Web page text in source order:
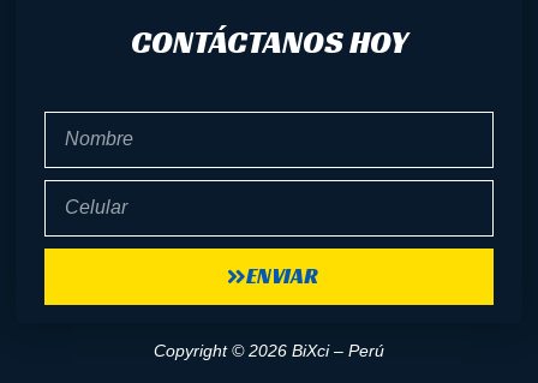
CONTÁCTANOS HOY
ENVIAR
Copyright © 2026 BiXci – Perú